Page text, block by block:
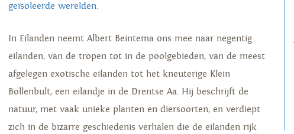
geïsoleerde werelden.
In Eilanden neemt Albert Beintema ons mee naar negentig
eilanden, van de tropen tot in de poolgebieden, van de meest
afgelegen exotische eilanden tot het kneuterige Klein
Bollenbult, een eilandje in de Drentse Aa. Hij beschrijft de
natuur, met vaak unieke planten­ en diersoorten, en verdiept
zich in de bizarre geschiedenis­ verhalen die de eilanden rijk